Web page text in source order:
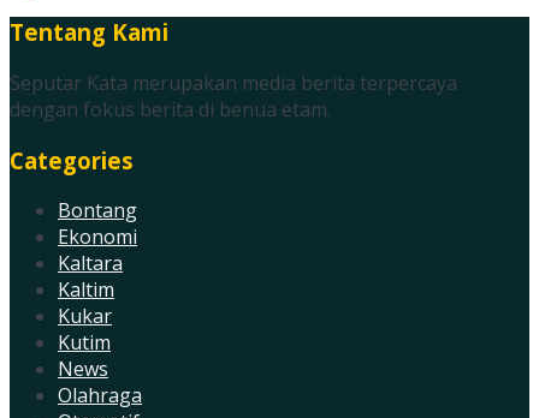
Tentang Kami
Seputar Kata merupakan media berita terpercaya
dengan fokus berita di benua etam.
Categories
Bontang
Ekonomi
Kaltara
Kaltim
Kukar
Kutim
News
Olahraga